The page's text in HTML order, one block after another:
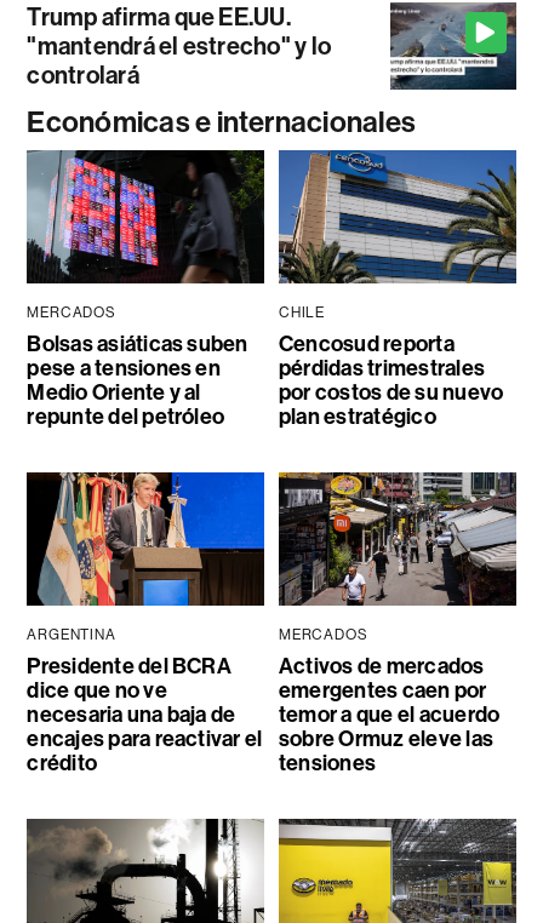
Trump afirma que EE.UU.
"mantendrá el estrecho" y lo
controlará
Económicas e internacionales
MERCADOS
Bolsas asiáticas suben
pese a tensiones en
Medio Oriente y al
repunte del petróleo
CHILE
Cencosud reporta
pérdidas trimestrales
por costos de su nuevo
plan estratégico
ARGENTINA
Presidente del BCRA
dice que no ve
necesaria una baja de
encajes para reactivar el
crédito
MERCADOS
Activos de mercados
emergentes caen por
temor a que el acuerdo
sobre Ormuz eleve las
tensiones